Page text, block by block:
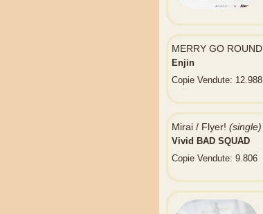
MERRY GO ROUND
Enjin
Copie Vendute: 12.988
Mirai / Flyer! (single)
Vivid BAD SQUAD
Copie Vendute: 9.806